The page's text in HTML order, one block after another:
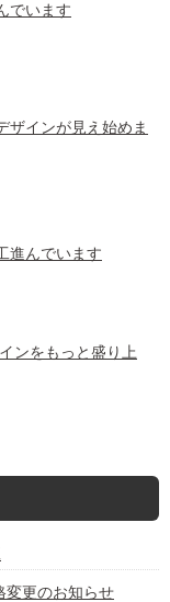
でいます
ザインが見え始めま
進んでいます
ンをもっと盛り上
変更のお知らせ